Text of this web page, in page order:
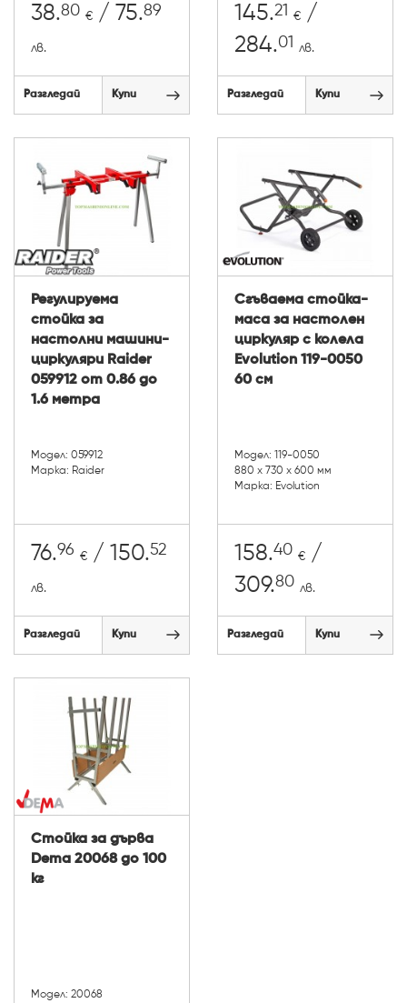
38.80 € / 75.89
лв.
Разгледай Купи
145.21 € /
284.01 лв.
Разгледай Купи
Регулируема
стойка за
настолни машини-
циркуляри Raider
059912 от 0.86 до
1.6 метра
Модел: 059912
Марка: Raider
76.96 € / 150.52
лв.
Разгледай Купи
Сгъваема стойка-
маса за настолен
циркуляр с колела
Evolution 119-0050
60 см
Модел: 119-0050
880 x 730 x 600 мм
Марка: Evolution
158.40 € /
309.80 лв.
Разгледай Купи
Стойка за дърва
Dema 20068 до 100
кг
Модел: 20068